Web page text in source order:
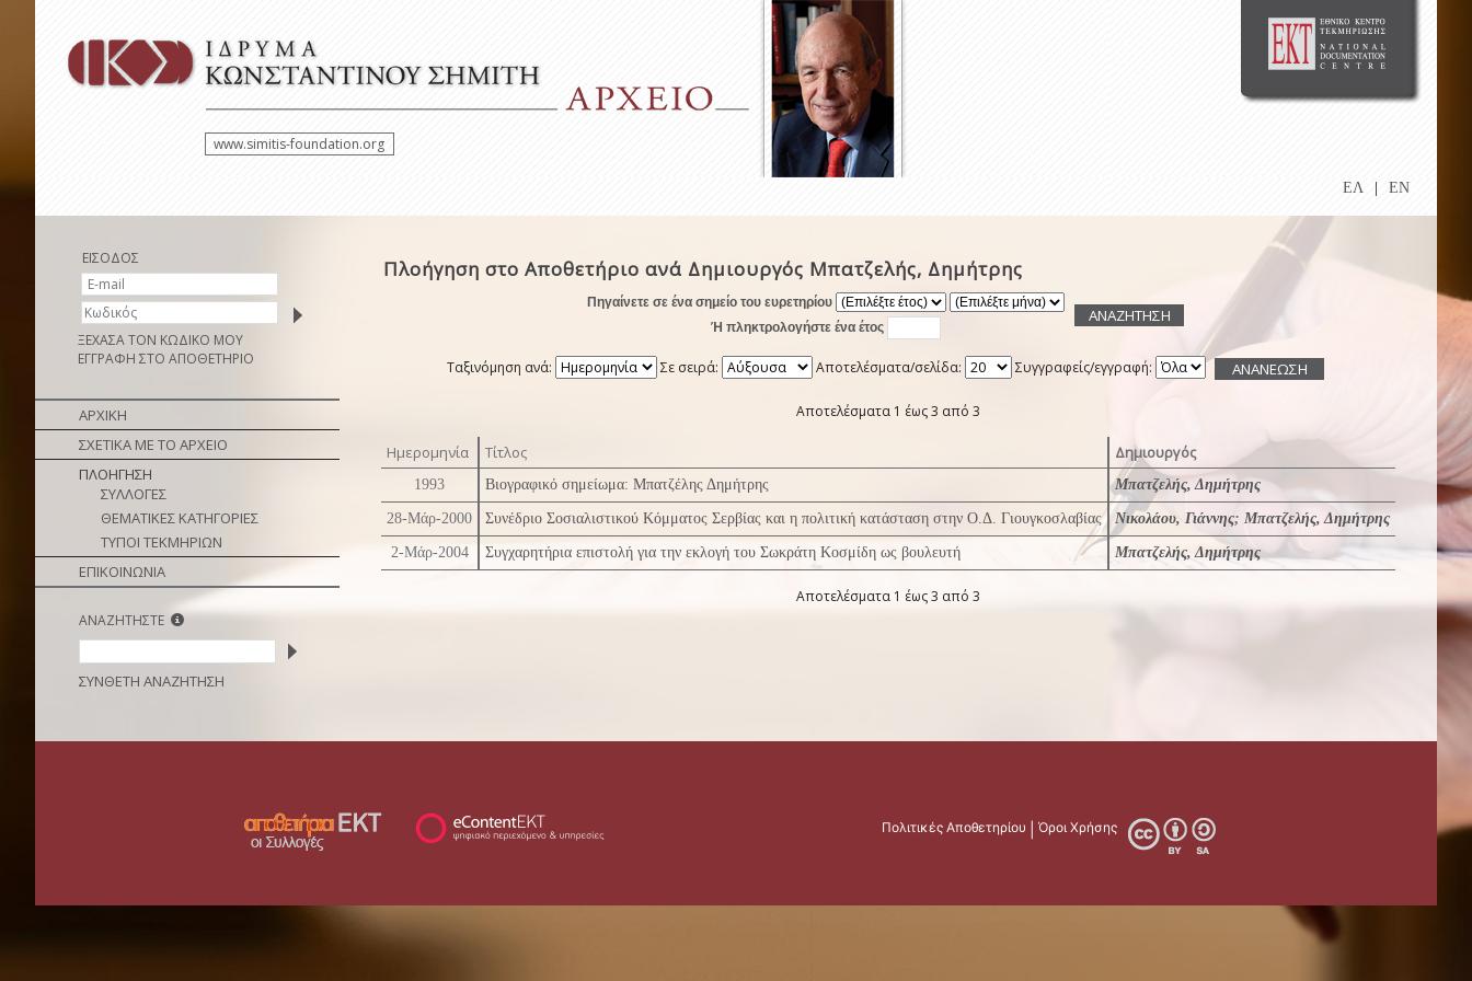
www.simitis-foundation.org
ΕΛ EN
ΕΙΣΟΔΟΣ
ΞΕΧΑΣΑ ΤΟΝ ΚΩΔΙΚΟ ΜΟΥ
ΕΓΓΡΑΦΗ ΣΤΟ ΑΠΟΘΕΤΗΡΙΟ
ΑΡΧΙΚΗ
ΣΧΕΤΙΚΑ ΜΕ ΤΟ ΑΡΧΕΙΟ
ΠΛΟΗΓΗΣΗ
ΣΥΛΛΟΓΕΣ
ΘΕΜΑΤΙΚΕΣ ΚΑΤΗΓΟΡΙΕΣ
ΤΥΠΟΙ ΤΕΚΜΗΡΙΩΝ
ΕΠΙΚΟΙΝΩΝΙΑ
ΑΝΑΖΗΤΗΣΤΕ
ΣΥΝΘΕΤΗ ΑΝΑΖΗΤΗΣΗ
Πλοήγηση στο Αποθετήριο ανά Δημιουργός Μπατζελής, Δημήτρης
Πηγαίνετε σε ένα σημείο του ευρετηρίου
Ή πληκτρολογήστε ένα έτος
Ταξινόμηση ανά: Σε σειρά: Αποτελέσματα/σελίδα: Συγγραφείς/εγγραφή:
Αποτελέσματα 1 έως 3 από 3
Ημερομηνία Τίτλος Δημιουργός
1993 Βιογραφικό σημείωμα: Μπατζέλης Δημήτρης Μπατζελής, Δημήτρης
28-Μάρ-2000 Συνέδριο Σοσιαλιστικού Κόμματος Σερβίας και η πολιτική κατάσταση στην Ο.Δ. Γιουγκοσλαβίας Νικολάου, Γιάννης; Μπατζελής, Δημήτρης
2-Μάρ-2004 Συγχαρητήρια επιστολή για την εκλογή του Σωκράτη Κοσμίδη ως βουλευτή Μπατζελής, Δημήτρης
Αποτελέσματα 1 έως 3 από 3